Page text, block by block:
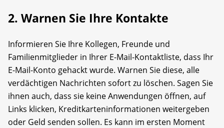
2. Warnen Sie Ihre Kontakte
Informieren Sie Ihre Kollegen, Freunde und
Familienmitglieder in Ihrer E-Mail-Kontaktliste, dass Ihr
E-Mail-Konto gehackt wurde. Warnen Sie diese, alle
verdächtigen Nachrichten sofort zu löschen. Sagen Sie
ihnen auch, dass sie keine Anwendungen öffnen, auf
Links klicken, Kreditkarteninformationen weitergeben
oder Geld senden sollen. Es kann im ersten Moment